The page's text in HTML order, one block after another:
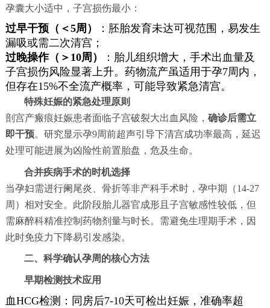
孕囊大小适中，子宫损伤最小：
过早干预（＜5周）
：胚胎发育未达可视范围，易发生
漏吸或需二次清宫；
过晚操作（＞10周）
：胎儿组织增大，手术出血量及
子宫损伤风险显著上升。药物流产虽适用于孕7周内，
但存在15%不全流产概率，可能导致紧急清宫。
特殊妊娠的紧急处理原则
剖宫产瘢痕妊娠患者面临子宫破裂大出血风险， 确诊后需立
即干预。研究显示孕9周前超声引导下清宫成功率最高，延迟
处理可能进展为凶险性前置胎盘，危及生命。
合并疾病手术的时机选择
当孕妇需进行阑尾炎、骨折等非产科手术时，孕中期（14-27
周）相对安全。此阶段胎儿器官成形且子宫敏感性较低，但
需麻醉科精准控制药物剂量与时长。需避免生理期手术，因
此时免疫力下降易引发感染。
二、科学确认孕周的核心方法
早期检测技术应用
血HCG检测：同房后7-10天可检出妊娠，准确率超